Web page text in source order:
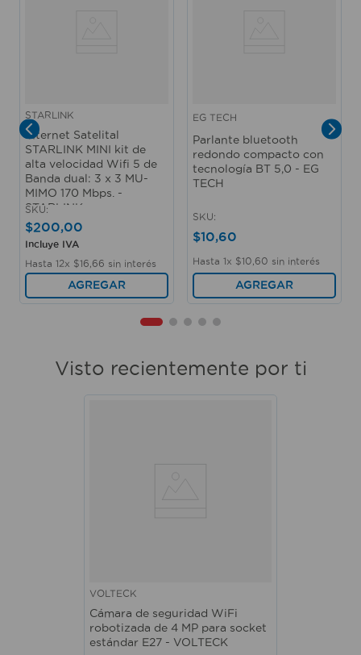
STARLINK
Internet Satelital
STARLINK MINI kit de
alta velocidad Wifi 5 de
Banda dual: 3 x 3 MU-
MIMO 170 Mbps. -
STARLINK
SKU:
$200,00
Incluye IVA
Hasta 12x $16 66 sin interés
AGREGAR
EG TECH
Parlante bluetooth
redondo compacto con
tecnología BT 5,0 - EG
TECH
SKU:
$10,60
Hasta 1x $10 60 sin interés
AGREGAR
Visto recientemente por ti
VOLTECK
Cámara de seguridad WiFi
robotizada de 4 MP para socket
estándar E27 - VOLTECK